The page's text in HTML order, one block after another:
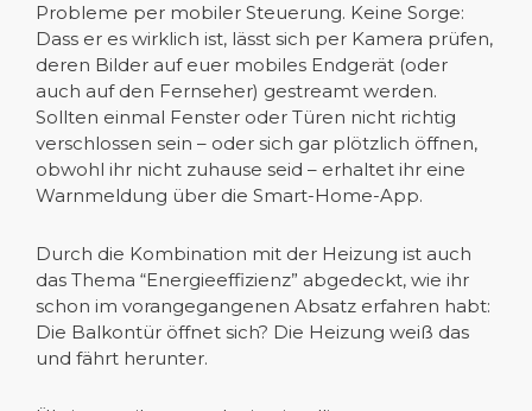
Probleme per mobiler Steuerung. Keine Sorge:
Dass er es wirklich ist, lässt sich per Kamera prüfen,
deren Bilder auf euer mobiles Endgerät (oder
auch auf den Fernseher) gestreamt werden.
Sollten einmal Fenster oder Türen nicht richtig
verschlossen sein – oder sich gar plötzlich öffnen,
obwohl ihr nicht zuhause seid – erhaltet ihr eine
Warnmeldung über die Smart-Home-App.
Durch die Kombination mit der Heizung ist auch
das Thema “Energieeffizienz” abgedeckt, wie ihr
schon im vorangegangenen Absatz erfahren habt:
Die Balkontür öffnet sich? Die Heizung weiß das
und fährt herunter.